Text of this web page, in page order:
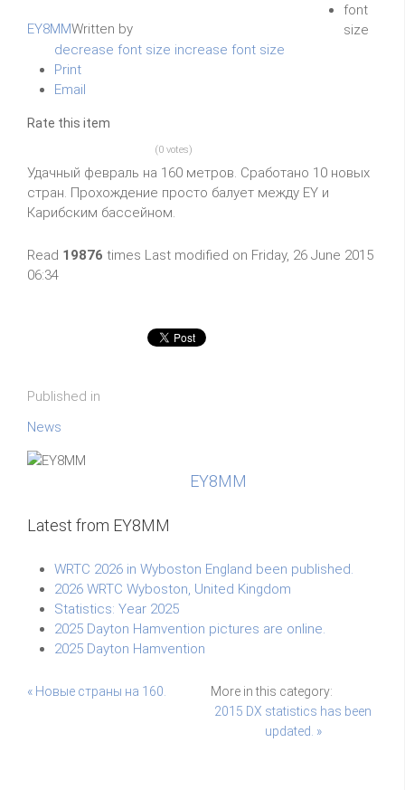
Written by
EY8MM
font
size
decrease font size increase font size
Print
Email
Rate this item
(0 votes)
Удачный февраль на 160 метров. Сработано 10 новых
стран. Прохождение просто балует между EY и
Карибским бассейном.
Read 19876 times Last modified on Friday, 26 June 2015
06:34
Published in
News
EY8MM
Latest from EY8MM
WRTC 2026 in Wyboston England been published.
2026 WRTC Wyboston, United Kingdom
Statistics: Year 2025
2025 Dayton Hamvention pictures are online.
2025 Dayton Hamvention
More in this category:
« Новые страны на 160.
2015 DX statistics has been
updated. »